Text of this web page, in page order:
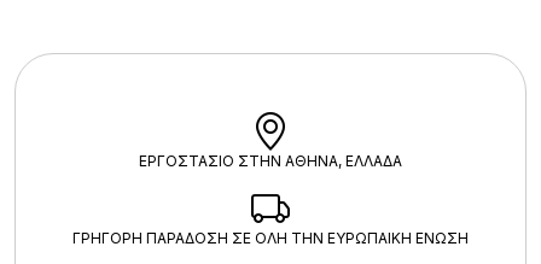
ΕΡΓΟΣΤΑΣΙΟ ΣΤΗΝ ΑΘΗΝΑ, ΕΛΛΑΔΑ
ΓΡΗΓΟΡΗ ΠΑΡΑΔΟΣΗ ΣΕ ΟΛΗ ΤΗΝ ΕΥΡΩΠΑΙΚΗ ΕΝΩΣΗ